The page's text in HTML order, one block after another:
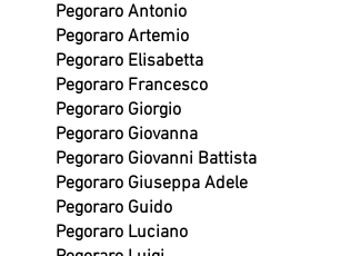
Pegoraro Antonio
Pegoraro Artemio
Pegoraro Elisabetta
Pegoraro Francesco
Pegoraro Giorgio
Pegoraro Giovanna
Pegoraro Giovanni Battista
Pegoraro Giuseppa Adele
Pegoraro Guido
Pegoraro Luciano